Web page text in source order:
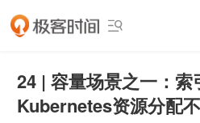

24 | 容量场景之一：索
Kubernetes资源分配